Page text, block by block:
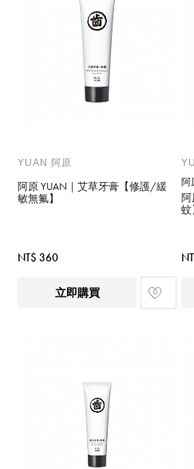
YUAN 阿原
阿原 YUAN｜艾草牙膏【修護/緩
敏無氟】
NT$ 360
立即購買
阿
阿
蚊